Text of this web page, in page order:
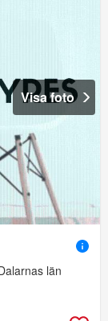
Visa foto
län